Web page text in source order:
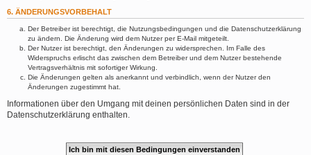
6. ÄNDERUNGSVORBEHALT
Der Betreiber ist berechtigt, die Nutzungsbedingungen und die Datenschutzerklärung
zu ändern. Die Änderung wird dem Nutzer per E-Mail mitgeteilt.
Der Nutzer ist berechtigt, den Änderungen zu widersprechen. Im Falle des
Widerspruchs erlischt das zwischen dem Betreiber und dem Nutzer bestehende
Vertragsverhältnis mit sofortiger Wirkung.
Die Änderungen gelten als anerkannt und verbindlich, wenn der Nutzer den
Änderungen zugestimmt hat.
Informationen über den Umgang mit deinen persönlichen Daten sind in der
Datenschutzerklärung enthalten.